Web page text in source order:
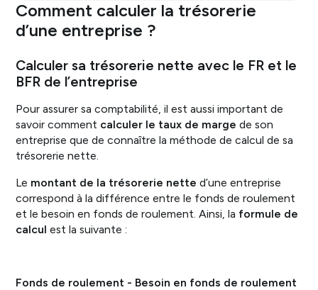
Comment calculer la trésorerie
d’une entreprise ?
Calculer sa trésorerie nette avec le FR et le
BFR de l’entreprise
Pour assurer sa comptabilité, il est aussi important de
savoir comment calculer le taux de marge de son
entreprise que de connaître la méthode de calcul de sa
trésorerie nette.
Le montant de la trésorerie nette d’une entreprise
correspond à la différence entre le fonds de roulement
et le besoin en fonds de roulement. Ainsi, la formule de
calcul est la suivante :
Fonds de roulement - Besoin en fonds de roulement